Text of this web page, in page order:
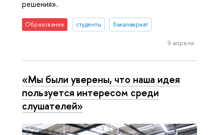
решения».
Образование студенты бакалавриат
9 апреля
«Мы были уверены, что наша идея
пользуется интересом среди
слушателей»